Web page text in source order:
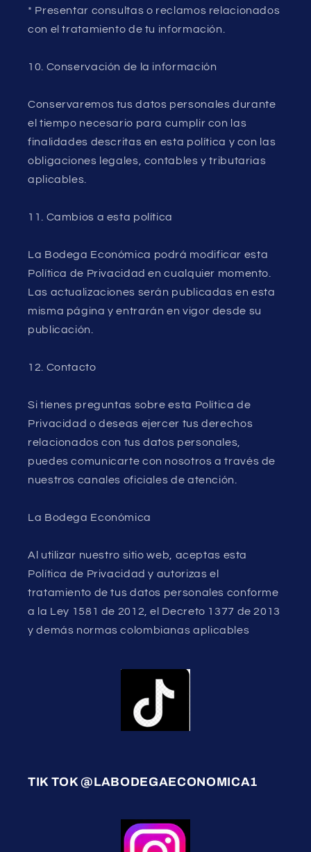
* Presentar consultas o reclamos relacionados
con el tratamiento de tu información.
10. Conservación de la información
Conservaremos tus datos personales durante
el tiempo necesario para cumplir con las
finalidades descritas en esta política y con las
obligaciones legales, contables y tributarias
aplicables.
11. Cambios a esta política
La Bodega Económica podrá modificar esta
Política de Privacidad en cualquier momento.
Las actualizaciones serán publicadas en esta
misma página y entrarán en vigor desde su
publicación.
12. Contacto
Si tienes preguntas sobre esta Política de
Privacidad o deseas ejercer tus derechos
relacionados con tus datos personales,
puedes comunicarte con nosotros a través de
nuestros canales oficiales de atención.
La Bodega Económica
Al utilizar nuestro sitio web, aceptas esta
Política de Privacidad y autorizas el
tratamiento de tus datos personales conforme
a la Ley 1581 de 2012, el Decreto 1377 de 2013
y demás normas colombianas aplicables
TIK TOK @LABODEGAECONOMICA1